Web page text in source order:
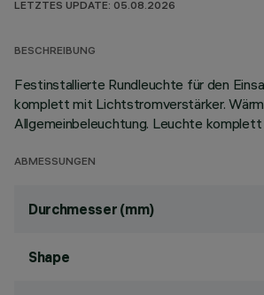
LETZTES UPDATE: 05.08.2026
BESCHREIBUNG
Festinstallierte Rundleuchte für den
komplett mit Lichtstromverstärker.
Allgemeinbeleuchtung. Leuchte
ABMESSUNGEN
Durchmesser (mm)
Shape